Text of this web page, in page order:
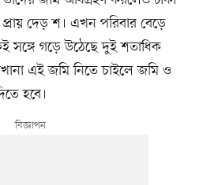
দেড় শ। এখন পরিবার বেড়ে
সঙ্গে গড়ে উঠেছে দুই শতাধিক
এই জমি নিতে চাইলে জমি ও
হবে।